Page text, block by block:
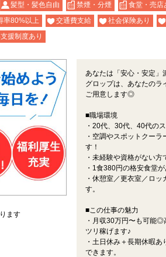
髪型・髪色自由 禁煙・分煙 食堂・売店
率80%以上 交通費支給 社会保険あり
援制度あり
ます
あなたは「安心・安定」
グロップは、あなたのラ
ご用意します◎
■職場環境
・20代、30代、40代の
・空調やスポットクー
す！
・未経験や資格がない方
・1食380円の格安食堂
・休憩室／更衣室／ロ
す。
■この仕事の魅力
・月収30万円〜も可能◎
ツリ稼げます♪
・土日休み＋長期休暇
できます。